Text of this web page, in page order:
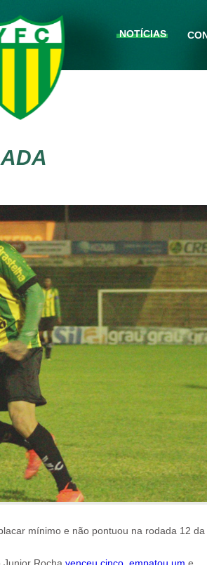
NOTÍCIAS
mínimo e não pontuou na rodada 12 da
Rocha venceu cinco empatou um e